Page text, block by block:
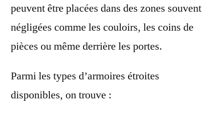
peuvent être placées dans des zones souvent
négligées comme les couloirs, les coins de
pièces ou même derrière les portes.
Parmi les types d’armoires étroites
disponibles, on trouve :